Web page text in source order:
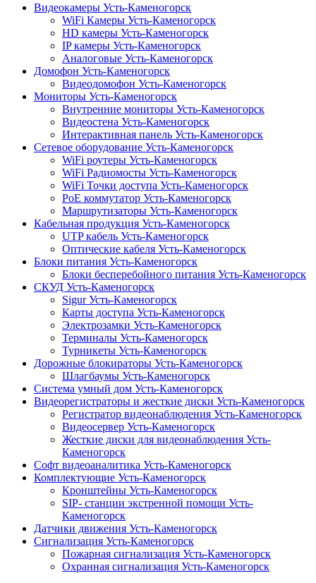
Видеокамеры Усть-Каменогорск
WiFi Камеры Усть-Каменогорск
HD камеры Усть-Каменогорск
IP камеры Усть-Каменогорск
Аналоговые Усть-Каменогорск
Домофон Усть-Каменогорск
Видеодомофон Усть-Каменогорск
Мониторы Усть-Каменогорск
Внутренние мониторы Усть-Каменогорск
Видеостена Усть-Каменогорск
Интерактивная панель Усть-Каменогорск
Сетевое оборудование Усть-Каменогорск
WiFi роутеры Усть-Каменогорск
WiFi Радиомосты Усть-Каменогорск
WiFi Точки доступа Усть-Каменогорск
PoE коммутатор Усть-Каменогорск
Маршрутизаторы Усть-Каменогорск
Кабельная продукция Усть-Каменогорск
UTP кабель Усть-Каменогорск
Оптические кабеля Усть-Каменогорск
Блоки питания Усть-Каменогорск
Блоки бесперебойного питания Усть-Каменогорск
СКУД Усть-Каменогорск
Sigur Усть-Каменогорск
Карты доступа Усть-Каменогорск
Электрозамки Усть-Каменогорск
Терминалы Усть-Каменогорск
Турникеты Усть-Каменогорск
Дорожные блокираторы Усть-Каменогорск
Шлагбаумы Усть-Каменогорск
Система умный дом Усть-Каменогорск
Видеорегистраторы и жесткие диски Усть-Каменогорск
Регистратор видеонаблюдения Усть-Каменогорск
Видеосервер Усть-Каменогорск
Жесткие диски для видеонаблюдения Усть-
Каменогорск
Софт видеоаналитика Усть-Каменогорск
Комплектующие Усть-Каменогорск
Кронштейны Усть-Каменогорск
SIP- станции экстренной помощи Усть-
Каменогорск
Датчики движения Усть-Каменогорск
Сигнализация Усть-Каменогорск
Пожарная сигнализация Усть-Каменогорск
Охранная сигнализация Усть-Каменогорск